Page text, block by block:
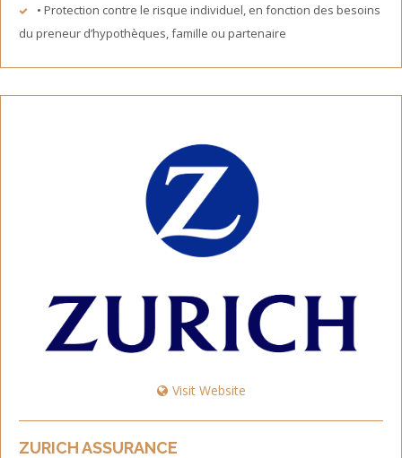
• Protection contre le risque individuel, en fonction des besoins
du preneur d’hypothèques, famille ou partenaire
Visit Website
ZURICH ASSURANCE